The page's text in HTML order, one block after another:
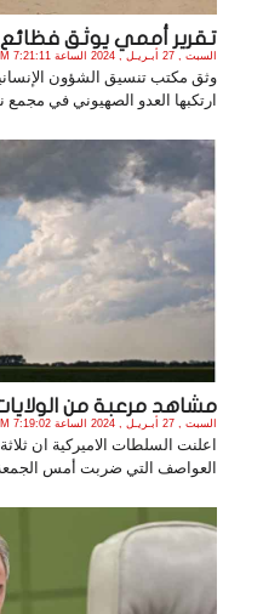
تقرير أممي يوثق فظائع
السبت , 27 أبـريـل , 2024 الساعة 7:21:11 PM
وثق مكتب تنسيق الشؤون
ارتكبها العدو الصهيوني في مجمع
مشاهد مرعبة من
السبت , 27 أبـريـل , 2024 الساعة 7:19:02 PM
اعلنت السلطات الاميركية ان
العواصف التي ضربت أمس